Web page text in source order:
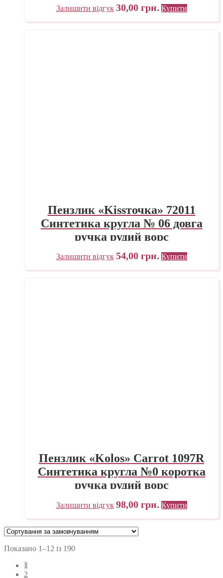
Залишити відгук 30,00 грн. Купити
Пензлик «Kissточка» 72011
Синтетика кругла № 06 довга
ручка рудий ворс
Залишити відгук 54,00 грн. Купити
Пензлик «Kolos» Carrot 1097R
Синтетика кругла №0 коротка
ручка рудий ворс
Залишити відгук 98,00 грн. Купити
Показано 1–12 із 190
1
2